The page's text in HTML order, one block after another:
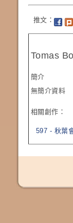
推文：
Tomas
簡介
無簡介資料
相關創作：
597 - 秋葉